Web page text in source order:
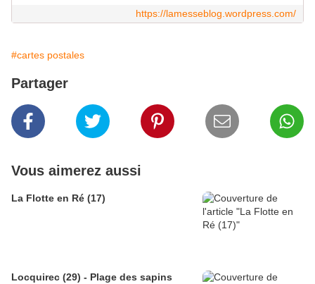
https://lamesseblog.wordpress.com/
#cartes postales
Partager
Vous aimerez aussi
La Flotte en Ré (17)
Locquirec (29) - Plage des sapins